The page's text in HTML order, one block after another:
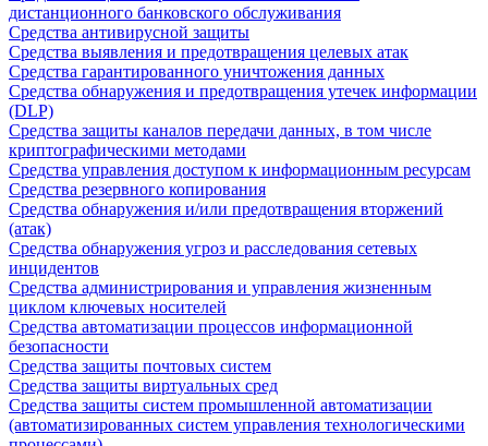
дистанционного банковского обслуживания
Средства антивирусной защиты
Средства выявления и предотвращения целевых атак
Средства гарантированного уничтожения данных
Средства обнаружения и предотвращения утечек информации
(DLP)
Средства защиты каналов передачи данных, в том числе
криптографическими методами
Средства управления доступом к информационным ресурсам
Средства резервного копирования
Средства обнаружения и/или предотвращения вторжений
(атак)
Средства обнаружения угроз и расследования сетевых
инцидентов
Средства администрирования и управления жизненным
циклом ключевых носителей
Средства автоматизации процессов информационной
безопасности
Средства защиты почтовых систем
Средства защиты виртуальных сред
Средства защиты систем промышленной автоматизации
(автоматизированных систем управления технологическими